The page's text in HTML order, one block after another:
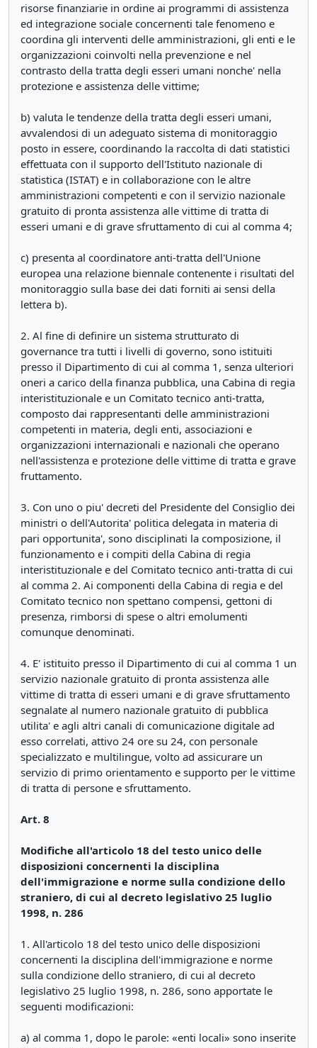
risorse finanziarie in ordine ai programmi di assistenza
ed integrazione sociale concernenti tale fenomeno e
coordina gli interventi delle amministrazioni, gli enti e le
organizzazioni coinvolti nella prevenzione e nel
contrasto della tratta degli esseri umani nonche' nella
protezione e assistenza delle vittime;
b) valuta le tendenze della tratta degli esseri umani,
avvalendosi di un adeguato sistema di monitoraggio
posto in essere, coordinando la raccolta di dati statistici
effettuata con il supporto dell'Istituto nazionale di
statistica (ISTAT) e in collaborazione con le altre
amministrazioni competenti e con il servizio nazionale
gratuito di pronta assistenza alle vittime di tratta di
esseri umani e di grave sfruttamento di cui al comma 4;
c) presenta al coordinatore anti-tratta dell'Unione
europea una relazione biennale contenente i risultati del
monitoraggio sulla base dei dati forniti ai sensi della
lettera b).
2. Al fine di definire un sistema strutturato di
governance tra tutti i livelli di governo, sono istituiti
presso il Dipartimento di cui al comma 1, senza ulteriori
oneri a carico della finanza pubblica, una Cabina di regia
interistituzionale e un Comitato tecnico anti-tratta,
composto dai rappresentanti delle amministrazioni
competenti in materia, degli enti, associazioni e
organizzazioni internazionali e nazionali che operano
nell'assistenza e protezione delle vittime di tratta e grave
fruttamento.
3. Con uno o piu' decreti del Presidente del Consiglio dei
ministri o dell'Autorita' politica delegata in materia di
pari opportunita', sono disciplinati la composizione, il
funzionamento e i compiti della Cabina di regia
interistituzionale e del Comitato tecnico anti-tratta di cui
al comma 2. Ai componenti della Cabina di regia e del
Comitato tecnico non spettano compensi, gettoni di
presenza, rimborsi di spese o altri emolumenti
comunque denominati.
4. E' istituito presso il Dipartimento di cui al comma 1 un
servizio nazionale gratuito di pronta assistenza alle
vittime di tratta di esseri umani e di grave sfruttamento
segnalate al numero nazionale gratuito di pubblica
utilita' e agli altri canali di comunicazione digitale ad
esso correlati, attivo 24 ore su 24, con personale
specializzato e multilingue, volto ad assicurare un
servizio di primo orientamento e supporto per le vittime
di tratta di persone e sfruttamento.
Art. 8
Modifiche all'articolo 18 del testo unico delle
disposizioni concernenti la disciplina
dell'immigrazione e norme sulla condizione dello
straniero, di cui al decreto legislativo 25 luglio
1998, n. 286
1. All'articolo 18 del testo unico delle disposizioni
concernenti la disciplina dell'immigrazione e norme
sulla condizione dello straniero, di cui al decreto
legislativo 25 luglio 1998, n. 286, sono apportate le
seguenti modificazioni:
a) al comma 1, dopo le parole: «enti locali» sono inserite